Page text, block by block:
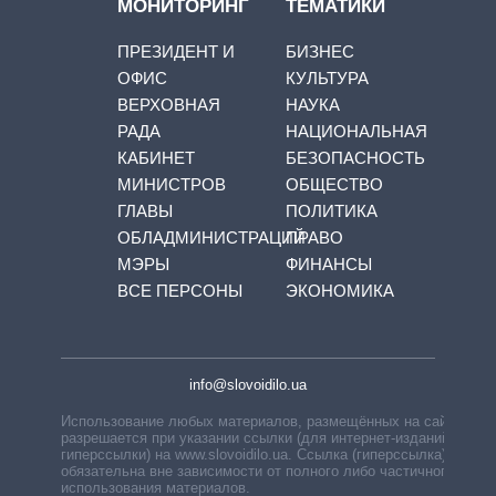
МОНИТОРИНГ
ПРЕЗИДЕНТ И
ОФИС
ВЕРХОВНАЯ
РАДА
КАБИНЕТ
МИНИСТРОВ
ГЛАВЫ
ОБЛАДМИНИСТРАЦИЙ
МЭРЫ
ВСЕ ПЕРСОНЫ
ТЕМАТИКИ
БИЗНЕС
КУЛЬТУРА
НАУКА
НАЦИОНАЛЬНАЯ
БЕЗОПАСНОСТЬ
ОБЩЕСТВО
ПОЛИТИКА
ПРАВО
ФИНАНСЫ
ЭКОНОМИКА
info@slovoidilo.ua
Использование любых материалов, размещённых на сайте,
разрешается при указании ссылки (для интернет-изданий —
гиперссылки) на www.slovoidilo.ua. Ссылка (гиперссылка)
обязательна вне зависимости от полного либо частичного
использования материалов.